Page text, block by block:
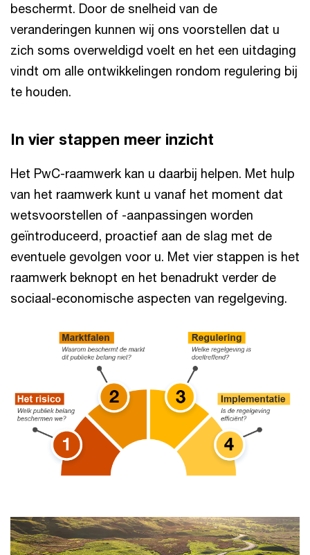
beschermt. Door de snelheid van de
veranderingen kunnen wij ons voorstellen dat u
zich soms overweldigd voelt en het een uitdaging
vindt om alle ontwikkelingen rondom regulering bij
te houden.
In vier stappen meer inzicht
Het PwC-raamwerk kan u daarbij helpen. Met hulp
van het raamwerk kunt u vanaf het moment dat
wetsvoorstellen of -aanpassingen worden
geïntroduceerd, proactief aan de slag met de
eventuele gevolgen voor u. Met vier stappen is het
raamwerk beknopt en het benadrukt verder de
sociaal-economische aspecten van regelgeving.